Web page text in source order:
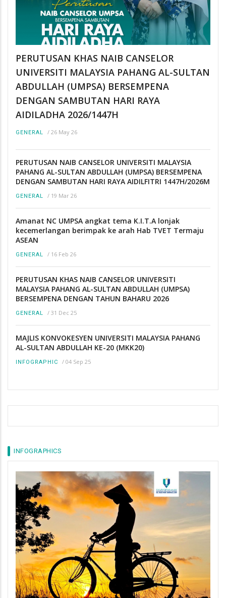
PERUTUSAN KHAS NAIB CANSELOR
UNIVERSITI MALAYSIA PAHANG AL-SULTAN
ABDULLAH (UMPSA) BERSEMPENA
DENGAN SAMBUTAN HARI RAYA
AIDILADHA 2026/1447H
GENERAL / 26 May 26
PERUTUSAN NAIB CANSELOR UNIVERSITI MALAYSIA
PAHANG AL-SULTAN ABDULLAH (UMPSA) BERSEMPENA
DENGAN SAMBUTAN HARI RAYA AIDILFITRI 1447H/2026M
GENERAL / 19 Mar 26
Amanat NC UMPSA angkat tema K.I.T.A lonjak
kecemerlangan berimpak ke arah Hab TVET Termaju
ASEAN
GENERAL / 16 Feb 26
PERUTUSAN KHAS NAIB CANSELOR UNIVERSITI
MALAYSIA PAHANG AL-SULTAN ABDULLAH (UMPSA)
BERSEMPENA DENGAN TAHUN BAHARU 2026
GENERAL / 31 Dec 25
MAJLIS KONVOKESYEN UNIVERSITI MALAYSIA PAHANG
AL-SULTAN ABDULLAH KE-20 (MKK20)
INFOGRAPHIC / 04 Sep 25
INFOGRAPHICS